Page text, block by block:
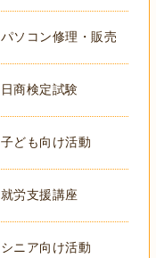
パソコン修理・販売
日商検定試験
子ども向け活動
就労支援講座
シニア向け活動